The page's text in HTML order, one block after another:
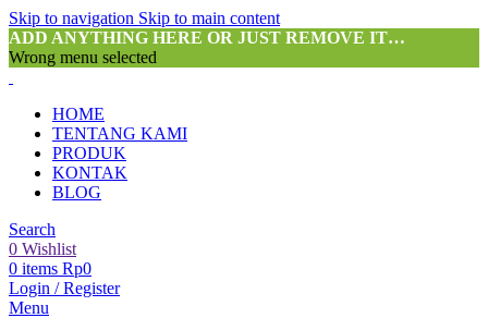
Skip to navigation Skip to main content
ADD ANYTHING HERE OR JUST REMOVE IT…
Wrong menu selected
HOME
TENTANG KAMI
PRODUK
KONTAK
BLOG
Search
0 Wishlist
0 items Rp0
Login / Register
Menu